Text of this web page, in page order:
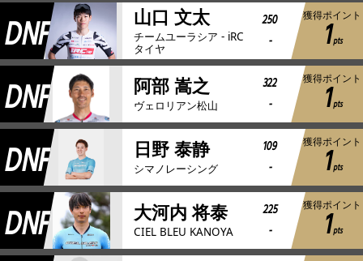
DNF 山口 文太
チームユーラシア - iRC
タイヤ
250
-
獲得ポイント
1pts
DNF 阿部 嵩之
ヴェロリアン松山
322
-
獲得ポイント
1pts
DNF 日野 泰静
シマノレーシング
109
-
獲得ポイント
1pts
DNF 大河内 将泰
CIEL BLEU KANOYA
225
-
獲得ポイント
1pts